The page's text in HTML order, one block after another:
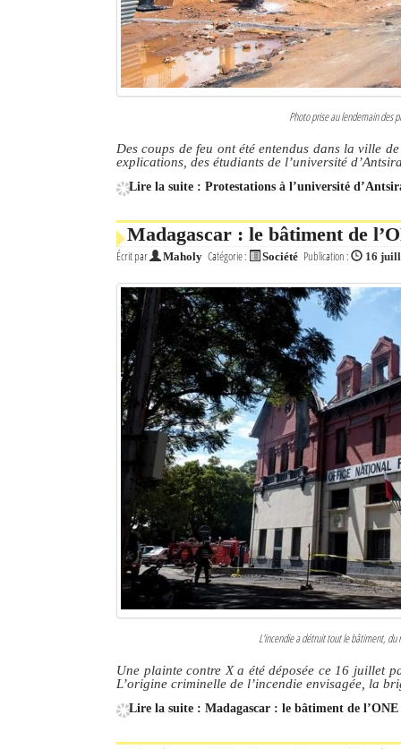
Les Petites Annonces
La Tribune de Diego en PDF
Connexion
Identifiant oublié ?
Mot de passe oublié ?
Photo prise au lendemain des
Des coups de feu ont été entendus dans la ville
explications, des étudiants de l’université
Lire la suite : Protestations à l’université
Madagascar : le bâtiment de
Écrit par Maholy Catégorie : Société Publication : 16
L'incendie a détruit tout le bâtiment, du
Une plainte contre X a été déposée ce 16 juillet
L’origine criminelle de l’incendie envisagée, la
Lire la suite : Madagascar : le bâtiment de l’ONE